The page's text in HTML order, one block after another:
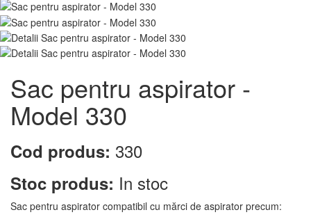
Sac pentru aspirator -
Model 330
Cod produs: 330
Stoc produs: In stoc
Sac pentru aspirator compatibil cu mărci de aspirator precum: